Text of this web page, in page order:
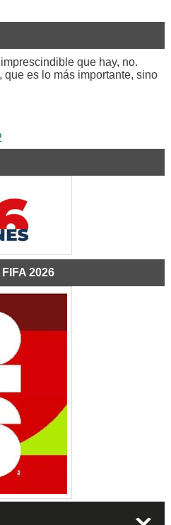
que hay, no.
es lo más importante, sino
2026